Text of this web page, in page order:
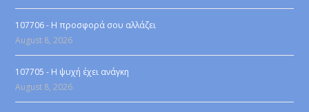
107706 - Η προσφορά σου αλλάζει
August 8, 2026
107705 - Η ψυχή έχει ανάγκη
August 8, 2026